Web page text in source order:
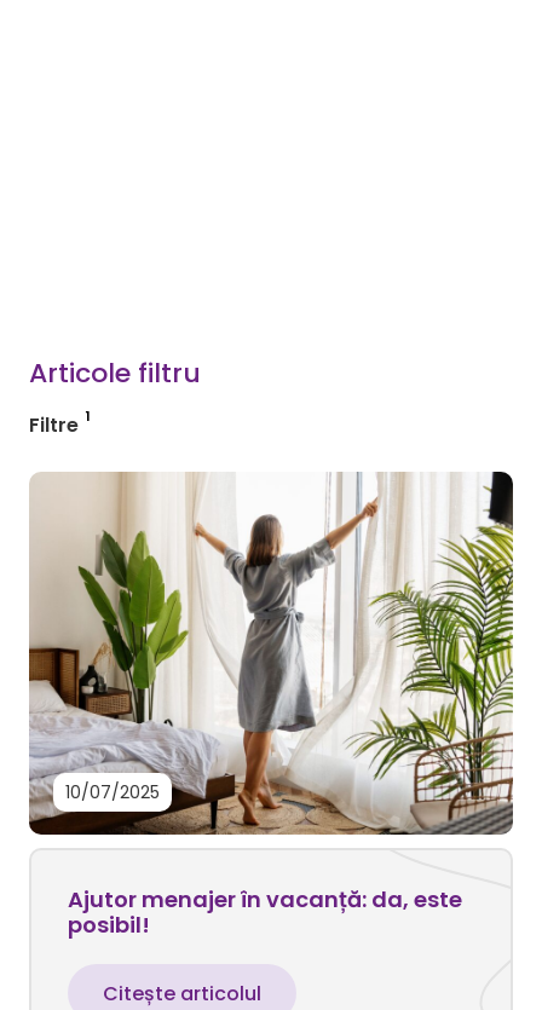
Articole filtru
Filtre
10/07/2025
Ajutor menajer în vacanță: da, este
posibil!
Citește articolul